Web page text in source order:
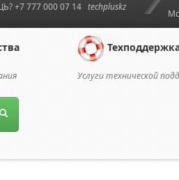
+7 777 000 07 14 techpluskz
Услуги технической